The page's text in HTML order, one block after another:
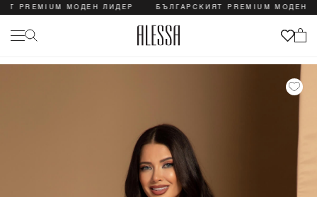
МОДЕН ЛИДЕР БЪЛГАРСКИЯТ PREMIUM МОДЕН